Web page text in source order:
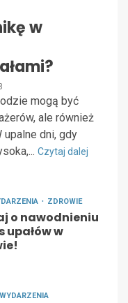
w
mogą być
ale również
dni, gdy
Czytaj dalej
ZDROWIE
o nawodnieniu
upałów w
WYDARZENIA